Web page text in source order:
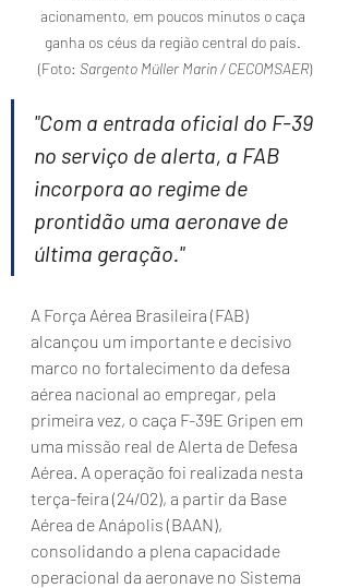
acionamento, em poucos minutos o caça
ganha os céus da região central do país.
(Foto: Sargento Müller Marin / CECOMSAER)
"Com a entrada oficial do F-39
no serviço de alerta, a FAB
incorpora ao regime de
prontidão uma aeronave de
última geração."
A Força Aérea Brasileira (FAB)
alcançou um importante e decisivo
marco no fortalecimento da defesa
aérea nacional ao empregar, pela
primeira vez, o caça F-39E Gripen em
uma missão real de Alerta de Defesa
Aérea. A operação foi realizada nesta
terça-feira (24/02), a partir da Base
Aérea de Anápolis (BAAN),
consolidando a plena capacidade
operacional da aeronave no Sistema